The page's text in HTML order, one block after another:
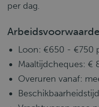
per dag.
Loon: €650 - €750
Maaltijdcheques: €
Overuren vanaf: